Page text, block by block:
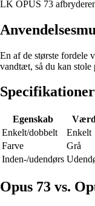
LK OPUS 73
En af de største fordele
vandtæt, så du kan stole
Specifikationer
Egenskab
Enkelt/dobbelt
Enkelt
Farve
Grå
Inden-/udendørs
Opus 73 vs.